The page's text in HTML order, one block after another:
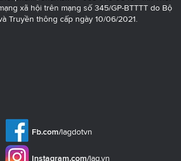
xã hội trên mạng số 345/GP-BTTTT do Bộ
Truyền thông cấp ngày 10/06/2021.
Fb.com/lagdotvn
Instagram.com/lag.vn